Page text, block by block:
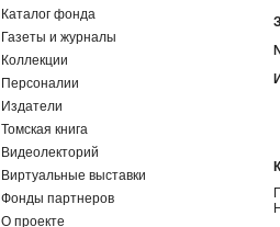
Каталог фонда
Газеты и журналы
Коллекции
Персоналии
Издатели
Томская книга
Видеолекторий
Виртуальные выставки
Фонды партнеров
О проекте